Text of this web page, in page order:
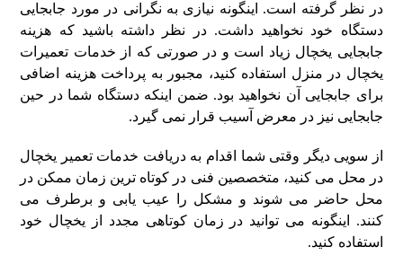
در نظر گرفته است. اینگونه نیازی به نگرانی در مورد جابجایی
دستگاه خود نخواهید داشت. در نظر داشته باشید که هزینه
جابجایی یخچال زیاد است و در صورتی که از خدمات تعمیرات
یخچال در منزل استفاده کنید، مجبور به پرداخت هزینه اضافی
برای جابجایی آن نخواهید بود. ضمن اینکه دستگاه شما در حین
جابجایی نیز در معرض آسیب قرار نمی گیرد.
از سویی دیگر وقتی شما اقدام به دریافت خدمات تعمیر یخچال
در محل می کنید، متخصصین فنی در کوتاه ترین زمان ممکن در
محل حاضر می شوند و مشکل را عیب یابی و برطرف می
کنند. اینگونه می توانید در زمان کوتاهی مجدد از یخچال خود
استفاده کنید.